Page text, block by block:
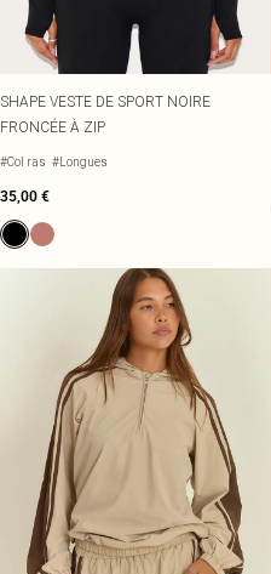
SHAPE VESTE DE SPORT NOIRE
FRONCÉE À ZIP
#Col ras #Longues
35,00 €